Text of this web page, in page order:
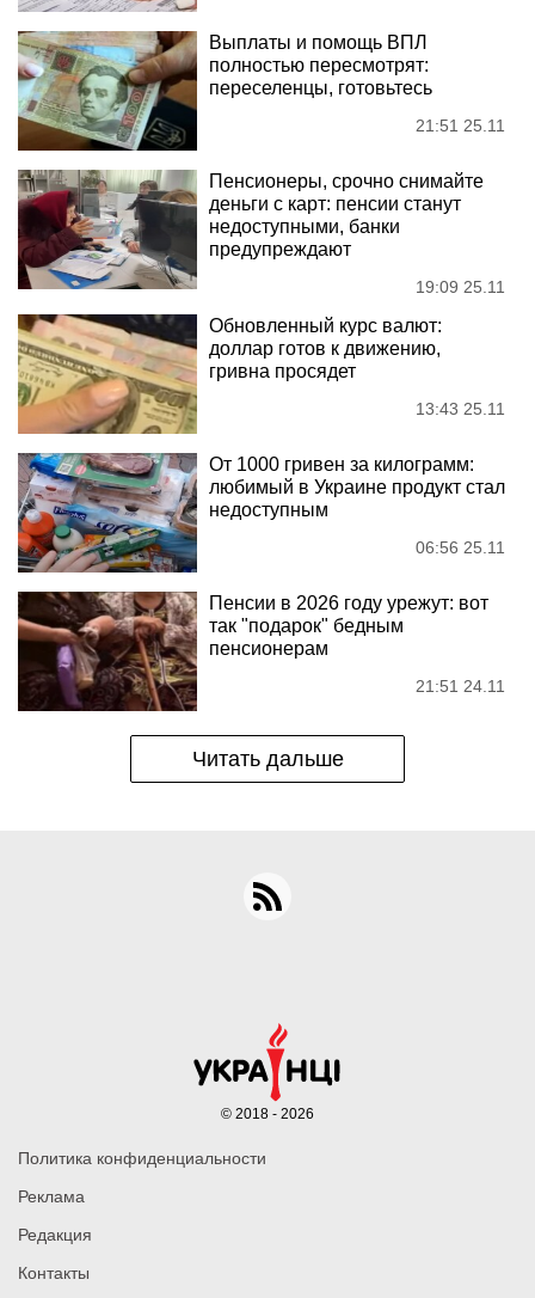
Выплаты и помощь ВПЛ
полностью пересмотрят:
переселенцы, готовьтесь
21:51 25.11
Пенсионеры, срочно снимайте
деньги с карт: пенсии станут
недоступными, банки
предупреждают
19:09 25.11
Обновленный курс валют:
доллар готов к движению,
гривна просядет
13:43 25.11
От 1000 гривен за килограмм:
любимый в Украине продукт стал
недоступным
06:56 25.11
Пенсии в 2026 году урежут: вот
так "подарок" бедным
пенсионерам
21:51 24.11
Читать дальше
Политика конфиденциальности
Реклама
Редакция
Контакты
© 2018 - 2026